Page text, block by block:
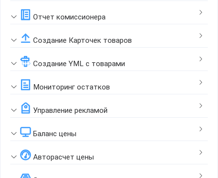
Отчет комиссионера
Создание Карточек товаров
Создание YML с товарами
Мониторинг остатков
Управление рекламой
Баланс цены
Авторасчет цены